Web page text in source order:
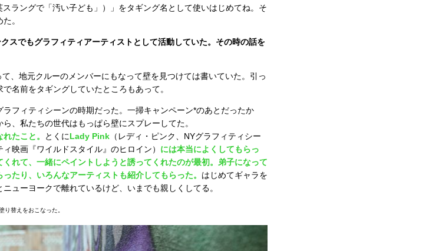
ラングで「汚い子ども」）」をタギング名として使いはじめてね。そ
。
スでもグラフィティアーティストとして活動していた。その時の話を
、地元クルーのメンバーにもなって壁を見つけては書いていた。引っ
名前をタギングしていたところもあって。
フィティシーンの時期だった。一掃キャンペーン*のあとだったか
、私たちの世代はもっぱら壁にスプレーしてた。
たこと。 とくにLady Pink （レディ・ピンク、NYグラフィティシー
映画『ワイルドスタイル』のヒロイン） には本当によくしてもらっ
れて、一緒にペイントしようと誘ってくれたのが最初。弟子になって
たり、いろんなアーティストも紹介してもらった。 はじめてギャラを
ューヨークで離れているけど、いまでも親しくしてる。
り替えをおこなった。